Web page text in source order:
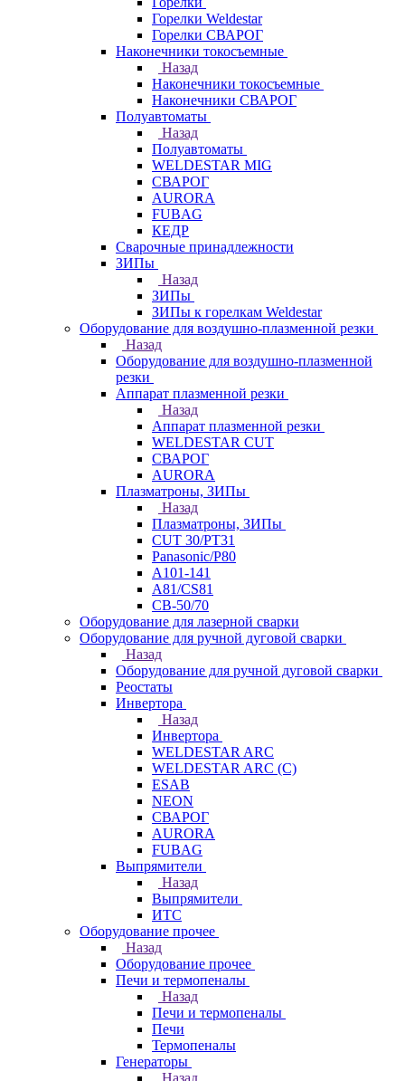
Горелки Weldestar
Горелки СВАРОГ
Наконечники токосъемные
Назад
Наконечники токосъемные
Наконечники СВАРОГ
Полуавтоматы
Назад
Полуавтоматы
WELDESTAR MIG
СВАРОГ
AURORA
FUBAG
КЕДР
Сварочные принадлежности
ЗИПы
Назад
ЗИПы
ЗИПы к горелкам Weldestar
Оборудование для воздушно-плазменной резки
Назад
Оборудование для воздушно-плазменной
резки
Аппарат плазменной резки
Назад
Аппарат плазменной резки
WELDESTAR CUT
СВАРОГ
AURORA
Плазматроны, ЗИПы
Назад
Плазматроны, ЗИПы
CUT 30/PT31
Panasonic/P80
А101-141
А81/CS81
СВ-50/70
Оборудование для лазерной сварки
Оборудование для ручной дуговой сварки
Назад
Оборудование для ручной дуговой сварки
Реостаты
Инвертора
Назад
Инвертора
WELDESTAR ARC
WELDESTAR ARC (С)
ESAB
NEON
СВАРОГ
AURORA
FUBAG
Выпрямители
Назад
Выпрямители
ИТС
Оборудование прочее
Назад
Оборудование прочее
Печи и термопеналы
Назад
Печи и термопеналы
Печи
Термопеналы
Генераторы
Назад